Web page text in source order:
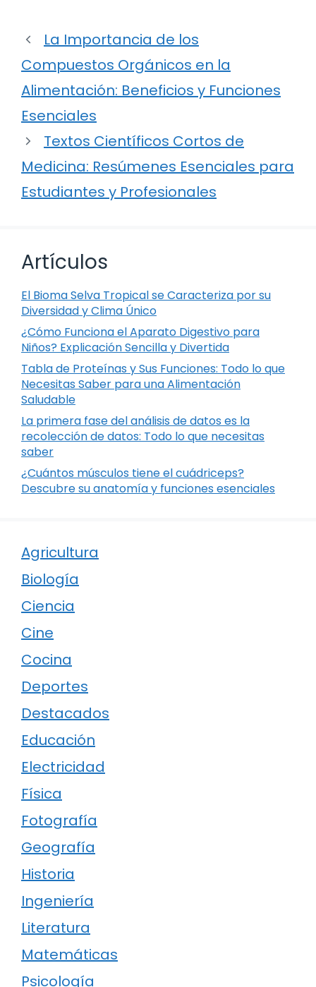
La Importancia de los
Compuestos Orgánicos en la
Alimentación: Beneficios y Funciones
Esenciales
Textos Científicos Cortos de
Medicina: Resúmenes Esenciales para
Estudiantes y Profesionales
Artículos
El Bioma Selva Tropical se Caracteriza por su
Diversidad y Clima Único
¿Cómo Funciona el Aparato Digestivo para
Niños? Explicación Sencilla y Divertida
Tabla de Proteínas y Sus Funciones: Todo lo que
Necesitas Saber para una Alimentación
Saludable
La primera fase del análisis de datos es la
recolección de datos: Todo lo que necesitas
saber
¿Cuántos músculos tiene el cuádriceps?
Descubre su anatomía y funciones esenciales
Agricultura
Biología
Ciencia
Cine
Cocina
Deportes
Destacados
Educación
Electricidad
Física
Fotografía
Geografía
Historia
Ingeniería
Literatura
Matemáticas
Psicología